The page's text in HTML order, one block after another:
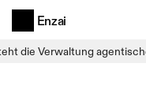
die Verwaltung
Enzai